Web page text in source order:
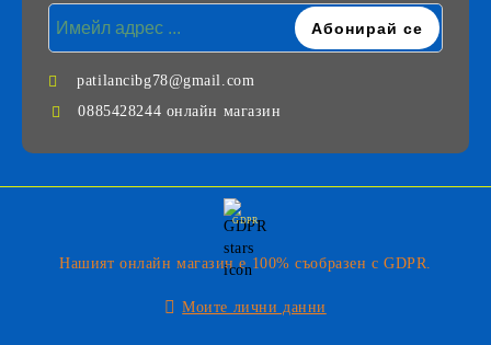
patilancibg78@gmail.com
0885428244 онлайн магазин
GDPR
Нашият онлайн магазин е 100% съобразен с GDPR.
Моите лични данни